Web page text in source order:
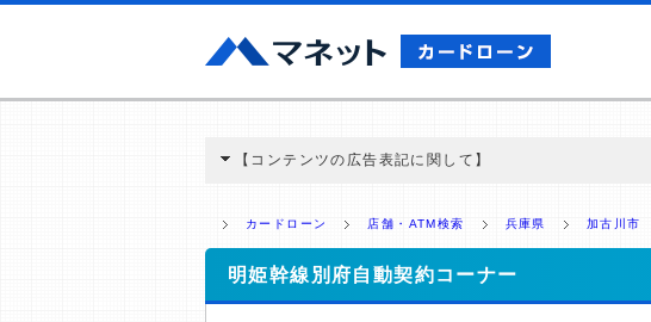
【コンテンツの広告表記に関して】
ミ収集などに基づき、公平性を担保した情報提供を行って
>提携企業一覧
カードローン 店舗・ATM検索 兵庫県 加古川市
明姫幹線別府自動契約コーナー